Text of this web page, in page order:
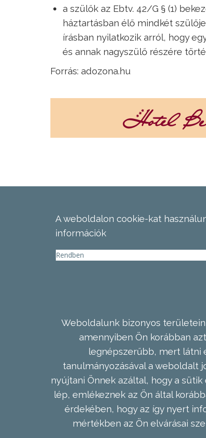
a szülők az Ebtv. 42/G § (1)
háztartásban élő mindkét
írásban nyilatkozik arról, hogy
és annak nagyszülő részére
Forrás: adozona.hu
A weboldalon cookie-kat
információk
Rendben
Weboldalunk bizonyos területein
amennyiben Ön korábban
legnépszerűbb, mert látni
tanulmányozásával a weboldalt
nyújtani Önnek azáltal, hogy a
lép, emlékeznek az Ön által
érdekében, hogy az így nyert
mértékben az Ön elvárásai